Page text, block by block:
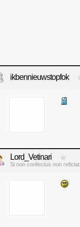
ikbennieuwstopfok
Lord_Vetinari
Si non confectus non reficiat